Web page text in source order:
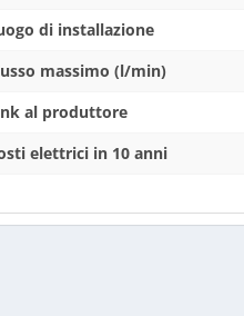
di installazione
massimo (l/min)
al produttore
elettrici in 10 anni